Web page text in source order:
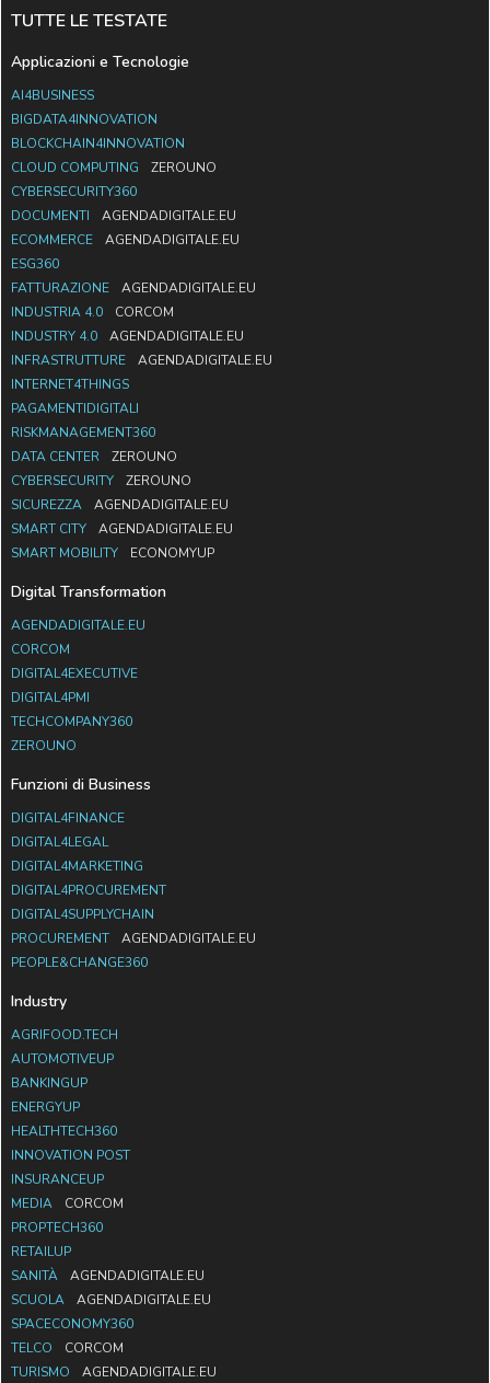
TUTTE LE TESTATE
Applicazioni e Tecnologie
AI4BUSINESS
BIGDATA4INNOVATION
BLOCKCHAIN4INNOVATION
CLOUD COMPUTING
ZEROUNO
CYBERSECURITY360
DOCUMENTI
AGENDADIGITALE.EU
ECOMMERCE
AGENDADIGITALE.EU
ESG360
FATTURAZIONE
AGENDADIGITALE.EU
INDUSTRIA 4.0
CORCOM
INDUSTRY 4.0
AGENDADIGITALE.EU
INFRASTRUTTURE
AGENDADIGITALE.EU
INTERNET4THINGS
PAGAMENTIDIGITALI
RISKMANAGEMENT360
DATA CENTER
ZEROUNO
CYBERSECURITY
ZEROUNO
SICUREZZA
AGENDADIGITALE.EU
SMART CITY
AGENDADIGITALE.EU
SMART MOBILITY
ECONOMYUP
Digital Transformation
AGENDADIGITALE.EU
CORCOM
DIGITAL4EXECUTIVE
DIGITAL4PMI
TECHCOMPANY360
ZEROUNO
Funzioni di Business
DIGITAL4FINANCE
DIGITAL4LEGAL
DIGITAL4MARKETING
DIGITAL4PROCUREMENT
DIGITAL4SUPPLYCHAIN
PROCUREMENT
AGENDADIGITALE.EU
PEOPLE&CHANGE360
Industry
AGRIFOOD.TECH
AUTOMOTIVEUP
BANKINGUP
ENERGYUP
HEALTHTECH360
INNOVATION POST
INSURANCEUP
MEDIA
CORCOM
PROPTECH360
RETAILUP
SANITÀ
AGENDADIGITALE.EU
SCUOLA
AGENDADIGITALE.EU
SPACECONOMY360
TELCO
CORCOM
TURISMO
AGENDADIGITALE.EU